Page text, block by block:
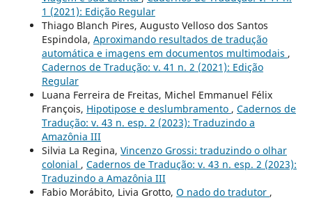
1 (2021): Edição Regular
Thiago Blanch Pires, Augusto Velloso dos Santos
Espindola, Aproximando resultados de tradução
automática e imagens em documentos multimodais ,
Cadernos de Tradução: v. 41 n. 2 (2021): Edição
Regular
Luana Ferreira de Freitas, Michel Emmanuel Félix
François, Hipotipose e deslumbramento , Cadernos de
Tradução: v. 43 n. esp. 2 (2023): Traduzindo a
Amazônia III
Silvia La Regina, Vincenzo Grossi: traduzindo o olhar
colonial , Cadernos de Tradução: v. 43 n. esp. 2 (2023):
Traduzindo a Amazônia III
Fabio Morábito, Livia Grotto, O nado do tradutor ,